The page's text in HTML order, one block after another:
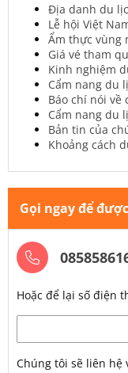
Địa danh du
Lễ hội Việt
Ẩm thực vùng
Giá vé tham
Kinh nghiệm
Cẩm nang du
Báo chí nói về
Cẩm nang du
Bản tin của
Khoảng cách
Gọi ngay để
Hoặc để lại số điện
Chúng tôi sẽ liên hệ